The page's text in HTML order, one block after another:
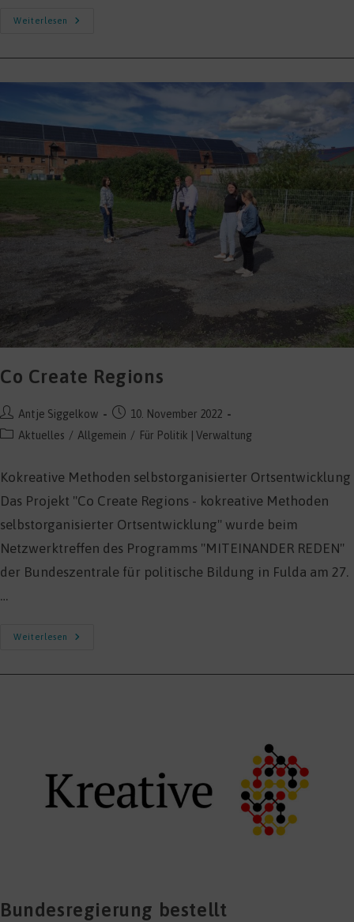
Weiterlesen
Monitoring
Co Create Regions
Beitrags-
Autor:
Antje Siggelkow
Beitrag
veröffentlicht:
10. November 2022
Beitrags-
Aktuelles / Allgemein / Für Politik | Verwaltung
Kokreative Methoden selbstorganisierter Ortsentwicklung
Das Projekt "Co Create Regions - kokreative Methoden
selbstorganisierter Ortsentwicklung" wurde beim
Netzwerktreffen des Programms "MITEINANDER REDEN"
der Bundeszentrale für politische Bildung in Fulda am 27.
…
Weiterlesen
Co
Bundesregierung bestellt